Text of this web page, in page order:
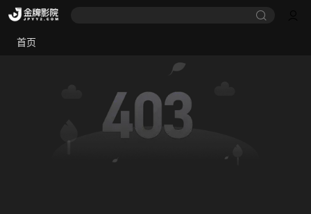
首页